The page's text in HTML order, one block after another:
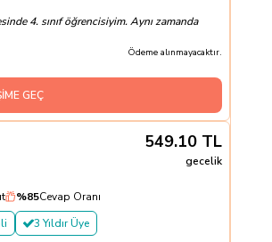
4. sınıf öğrencisiyim. Aynı zamanda
Ödeme alınmayacaktır.
GEÇ
549.10TL
gecelik
%85Cevap Oranı
3 Yıldır Üye